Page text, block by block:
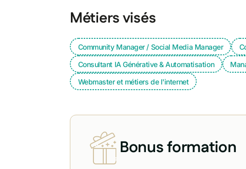
Métiers visés
Community Manager / Social Media Manager
Consultant IA Générative & Automatisation
Webmaster et métiers de l'internet
Bonus formation